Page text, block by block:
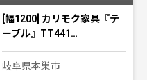
[幅1200] カリモク家具『テ
ーブル』TT441…
岐阜県本巣市